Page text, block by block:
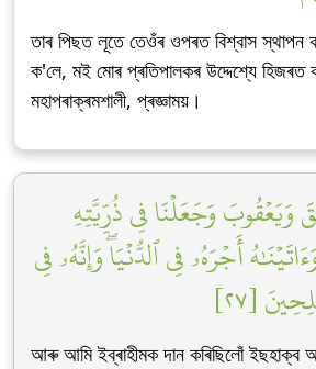
তাৰ পিছত লূতে তেওঁৰ ওপৰত বিশ্বাস স্থাপন
ক'লে, মই মোৰ প্ৰতিপালকৰ উদ্দেশ্যে হিজৰত
মহাপৰাক্ৰমশালী, প্ৰজ্ঞাময়।
وَيَعۡقُوبَ وَجَعَلۡنَا فِي ذُرِّيَّتِهِ
أَجۡرَهُۥ فِي ٱلدُّنۡيَاۖ وَإِنَّهُۥ فِي
[٢٧]
আৰু আমি ইব্ৰাহীমক দান কৰিছিলোঁ